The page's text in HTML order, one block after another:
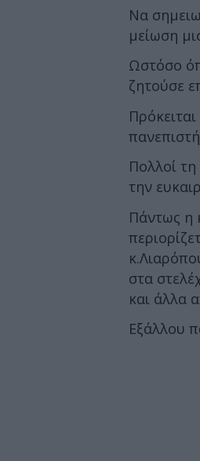
Να
μείωση
Ωστόσο
ζητούσε
Πολλοί
την
Πάντως η
στα
και άλλα
Εξάλλου